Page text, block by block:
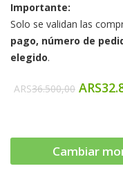
Importante:
Solo se validan las
pago, número de
elegido.
ARS36.500,00 ARS
Cambiar